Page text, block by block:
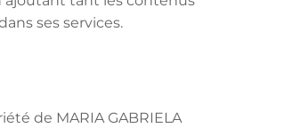
ses services.
de MARIA GABRIELA